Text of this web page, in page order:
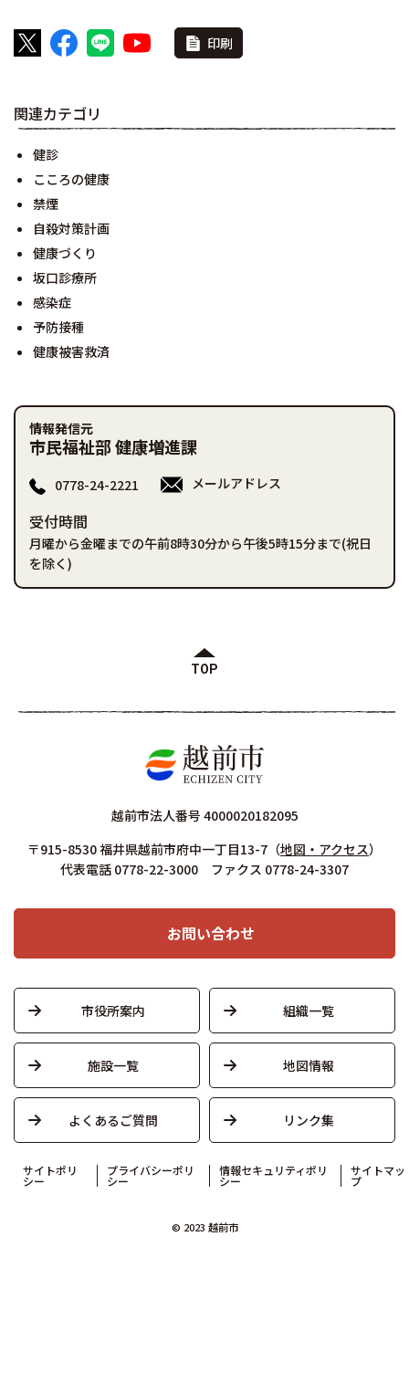
印刷
関連カテゴリ
健診
こころの健康
禁煙
自殺対策計画
健康づくり
坂口診療所
感染症
予防接種
健康被害救済
情報発信元
市民福祉部 健康増進課
0778-24-2221 メールアドレス
受付時間
月曜から金曜までの午前8時30分から午後5時15分まで(祝日
を除く)
TOP
越前市法人番号 4000020182095
〒915-8530 福井県越前市府中一丁目13-7 （地図・アクセス）
代表電話 0778-22-3000 ファクス 0778-24-3307
お問い合わせ
市役所案内 組織一覧
施設一覧 地図情報
よくあるご質問 リンク集
サイトポリ
シー
プライバシーポリ
シー
情報セキュリティポリ
シー
サイトマッ
プ
© 2023 越前市